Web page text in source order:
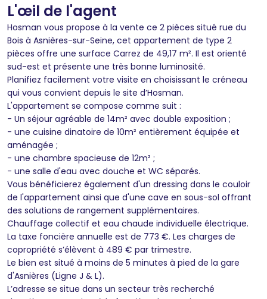
L'œil de l'agent
Hosman vous propose à la vente ce 2 pièces situé rue du
Bois à Asnières-sur-Seine, cet appartement de type 2
pièces offre une surface Carrez de 49,17 m². Il est orienté
sud-est et présente une très bonne luminosité.
Planifiez facilement votre visite en choisissant le créneau
qui vous convient depuis le site d’Hosman.
L'appartement se compose comme suit :
- Un séjour agréable de 14m² avec double exposition ;
- une cuisine dinatoire de 10m² entièrement équipée et
aménagée ;
- une chambre spacieuse de 12m² ;
- une salle d'eau avec douche et WC séparés.
Vous bénéficierez également d'un dressing dans le couloir
de l'appartement ainsi que d'une cave en sous-sol offrant
des solutions de rangement supplémentaires.
Chauffage collectif et eau chaude individuelle électrique.
La taxe foncière annuelle est de 773 €. Les charges de
copropriété s’élèvent à 489 € par trimestre.
Le bien est situé à moins de 5 minutes à pied de la gare
d'Asnières (Ligne J & L).
L’adresse se situe dans un secteur très recherché